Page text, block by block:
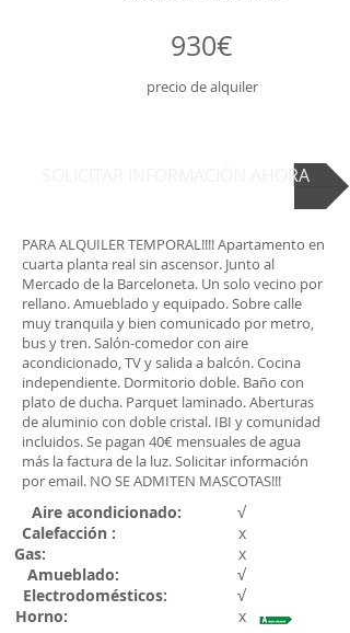
930€
precio de alquiler
SOLICITAR INFORMACIÓN AHORA
PARA ALQUILER TEMPORAL!!!! Apartamento en
cuarta planta real sin ascensor. Junto al
Mercado de la Barceloneta. Un solo vecino por
rellano. Amueblado y equipado. Sobre calle
muy tranquila y bien comunicado por metro,
bus y tren. Salón-comedor con aire
acondicionado, TV y salida a balcón. Cocina
independiente. Dormitorio doble. Baño con
plato de ducha. Parquet laminado. Aberturas
de aluminio con doble cristal. IBI y comunidad
incluidos. Se pagan 40€ mensuales de agua
más la factura de la luz. Solicitar información
por email. NO SE ADMITEN MASCOTAS!!!
Aire acondicionado:
√
Calefacción : x
Gas:
x
Amueblado: √
Electrodomésticos: √
Horno: x